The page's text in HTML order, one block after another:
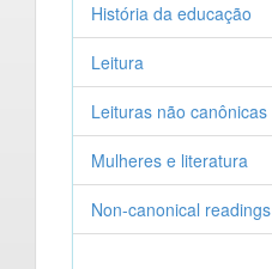
História da educação
Leitura
Leituras não canônicas
Mulheres e literatura
Non-canonical readings